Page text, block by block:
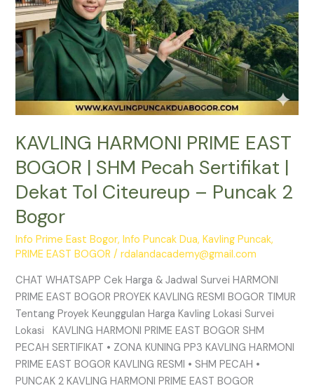
KAVLING HARMONI PRIME EAST
BOGOR | SHM Pecah Sertifikat |
Dekat Tol Citeureup – Puncak 2
Bogor
Info Prime East Bogor,Info Puncak Dua,Kavling Puncak,
PRIME EAST BOGOR /rdalandacademy@gmail.com
CHAT WHATSAPP Cek Harga & Jadwal Survei HARMONI
PRIME EAST BOGOR PROYEK KAVLING RESMI BOGOR TIMUR
Tentang Proyek Keunggulan Harga Kavling Lokasi Survei
Lokasi KAVLING HARMONI PRIME EAST BOGOR SHM
PECAH SERTIFIKAT • ZONA KUNING PP3 KAVLING HARMONI
PRIME EAST BOGOR KAVLING RESMI • SHM PECAH •
PUNCAK 2 KAVLING HARMONI PRIME EAST BOGOR
Dekat
Tol
Citeureup
–
Puncak
2